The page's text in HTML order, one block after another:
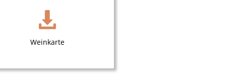
Weinkarte